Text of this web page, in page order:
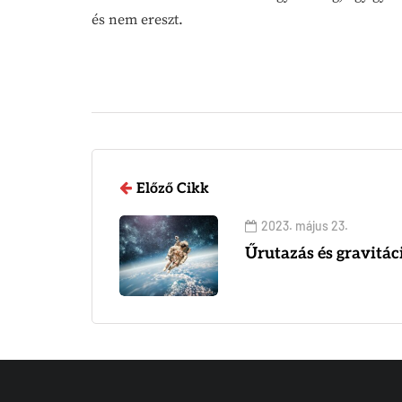
és nem ereszt.
Előző Cikk
2023. május 23.
Űrutazás és